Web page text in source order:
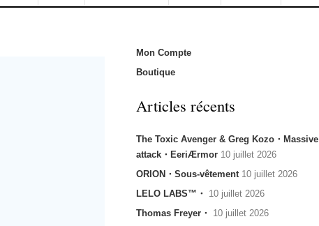
Mon Compte
Boutique
Articles récents
The Toxic Avenger & Greg Kozo・Massive
attack・EeriÆrmor 10 juillet 2026
ORION・Sous-vêtement 10 juillet 2026
LELO LABS™・ 10 juillet 2026
Thomas Freyer・ 10 juillet 2026